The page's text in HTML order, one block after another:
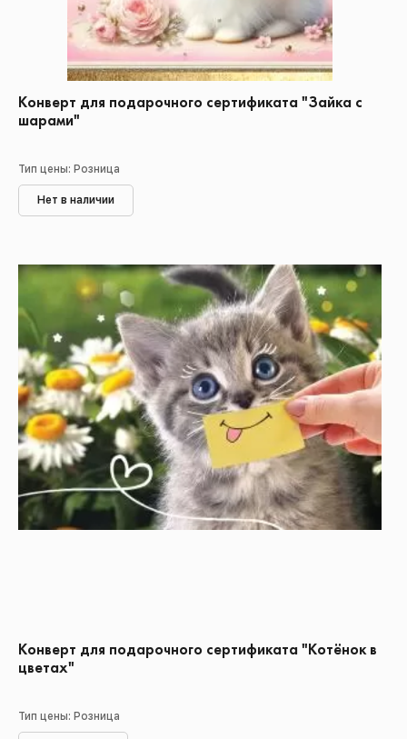
Конверт для подарочного сертификата "Зайка с
шарами"
Тип цены: Розница
Нет в наличии
Конверт для подарочного сертификата "Котёнок в
цветах"
Тип цены: Розница